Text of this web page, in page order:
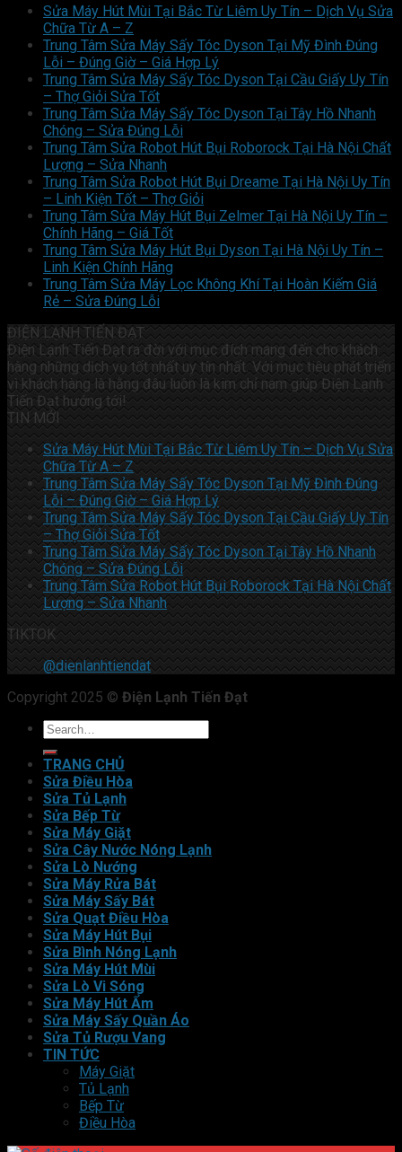
Sửa Máy Hút Mùi Tại Bắc Từ Liêm Uy Tín – Dịch Vụ Sửa
Chữa Từ A – Z
Trung Tâm Sửa Máy Sấy Tóc Dyson Tại Mỹ Đình Đúng
Lỗi – Đúng Giờ – Giá Hợp Lý
Trung Tâm Sửa Máy Sấy Tóc Dyson Tại Cầu Giấy Uy Tín
– Thợ Giỏi Sửa Tốt
Trung Tâm Sửa Máy Sấy Tóc Dyson Tại Tây Hồ Nhanh
Chóng – Sửa Đúng Lỗi
Trung Tâm Sửa Robot Hút Bụi Roborock Tại Hà Nội Chất
Lượng – Sửa Nhanh
Trung Tâm Sửa Robot Hút Bụi Dreame Tại Hà Nội Uy Tín
– Linh Kiện Tốt – Thợ Giỏi
Trung Tâm Sửa Máy Hút Bụi Zelmer Tại Hà Nội Uy Tín –
Chính Hãng – Giá Tốt
Trung Tâm Sửa Máy Hút Bụi Dyson Tại Hà Nội Uy Tín –
Linh Kiện Chính Hãng
Trung Tâm Sửa Máy Lọc Không Khí Tại Hoàn Kiếm Giá
Rẻ – Sửa Đúng Lỗi
ĐIỆN LẠNH TIẾN ĐẠT
Điện Lạnh Tiến Đạt ra đời với mục đích mang đến cho khách
hàng những dịch vụ tốt nhất uy tín nhất. Với mục tiêu phát triển
vì khách hàng là hằng đâu luôn là kim chỉ nam giúp Điện Lạnh
Tiến Đạt hướng tới!
TIN MỚI
Sửa Máy Hút Mùi Tại Bắc Từ Liêm Uy Tín – Dịch Vụ Sửa
Chữa Từ A – Z
Trung Tâm Sửa Máy Sấy Tóc Dyson Tại Mỹ Đình Đúng
Lỗi – Đúng Giờ – Giá Hợp Lý
Trung Tâm Sửa Máy Sấy Tóc Dyson Tại Cầu Giấy Uy Tín
– Thợ Giỏi Sửa Tốt
Trung Tâm Sửa Máy Sấy Tóc Dyson Tại Tây Hồ Nhanh
Chóng – Sửa Đúng Lỗi
Trung Tâm Sửa Robot Hút Bụi Roborock Tại Hà Nội Chất
Lượng – Sửa Nhanh
TIKTOK
@dienlanhtiendat
Copyright 2025 © Điện Lạnh Tiến Đạt
TRANG CHỦ
Sửa Điều Hòa
Sửa Tủ Lạnh
Sửa Bếp Từ
Sửa Máy Giặt
Sửa Cây Nước Nóng Lạnh
Sửa Lò Nướng
Sửa Máy Rửa Bát
Sửa Máy Sấy Bát
Sửa Quạt Điều Hòa
Sửa Máy Hút Bụi
Sửa Bình Nóng Lạnh
Sửa Máy Hút Mùi
Sửa Lò Vi Sóng
Sửa Máy Hút Ẩm
Sửa Máy Sấy Quần Áo
Sửa Tủ Rượu Vang
TIN TỨC
Máy Giặt
Tủ Lạnh
Bếp Từ
Điều Hòa